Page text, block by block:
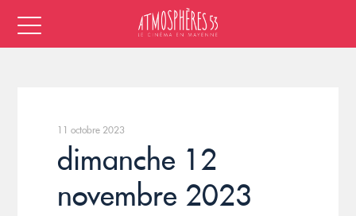
11 octobre 2023
dimanche 12
novembre 2023